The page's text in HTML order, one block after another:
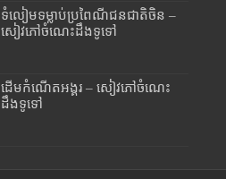
ទំលៀមទម្លាប់ប្រពៃណីជនជាតិចិន –
សៀវភៅចំណេះដឹងទូទៅ
ដើមកំណើតអង្គរ – សៀវភៅចំណេះ
ដឹងទូទៅ